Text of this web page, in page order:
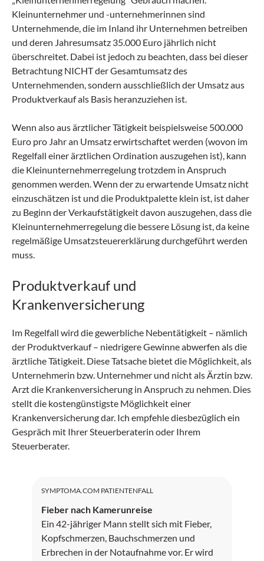
Kleinunternehmer und -unternehmerinnen sind
Unternehmende, die im Inland ihr Unternehmen betreiben
und deren Jahresumsatz 35.000 Euro jährlich nicht
überschreitet. Dabei ist jedoch zu beachten, dass bei dieser
Betrachtung NICHT der Gesamtumsatz des
Unternehmenden, sondern ausschließlich der Umsatz aus
Produktverkauf als Basis heranzuziehen ist.
Wenn also aus ärztlicher Tätigkeit beispielsweise 500.000
Euro pro Jahr an Umsatz erwirtschaftet werden (wovon im
Regelfall einer ärztlichen Ordination auszugehen ist), kann
die Kleinunternehmerregelung trotzdem in Anspruch
genommen werden. Wenn der zu erwartende Umsatz nicht
einzuschätzen ist und die Produktpalette klein ist, ist daher
zu Beginn der Verkaufstätigkeit davon auszugehen, dass die
Kleinunternehmerregelung die bessere Lösung ist, da keine
regelmäßige Umsatzsteuererklärung durchgeführt werden
muss.
Produktverkauf und
Krankenversicherung
Im Regelfall wird die gewerbliche Nebentätigkeit – nämlich
der Produktverkauf – niedrigere Gewinne abwerfen als die
ärztliche Tätigkeit. Diese Tatsache bietet die Möglichkeit, als
Unternehmerin bzw. Unternehmer und nicht als Ärztin bzw.
Arzt die Krankenversicherung in Anspruch zu nehmen. Dies
stellt die kostengünstigste Möglichkeit einer
Krankenversicherung dar. Ich empfehle diesbezüglich ein
Gespräch mit Ihrer Steuerberaterin oder Ihrem
Steuerberater.
SYMPTOMA.COM PATIENTENFALL
Fieber nach Kamerunreise
Ein 42-jähriger Mann stellt sich mit Fieber,
Kopfschmerzen, Bauchschmerzen und
Erbrechen in der Notaufnahme vor. Er wird